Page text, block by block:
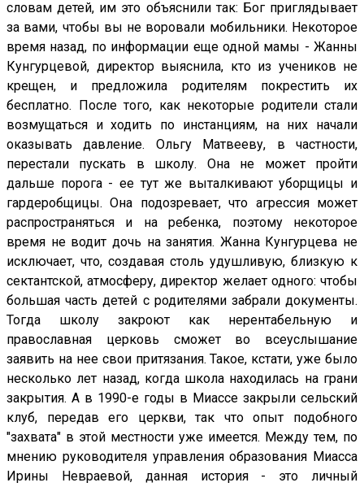
словам детей, им это объяснили так: Бог приглядывает
за вами, чтобы вы не воровали мобильники. Некоторое
время назад, по информации еще одной мамы - Жанны
Кунгурцевой, директор выяснила, кто из учеников не
крещен, и предложила родителям покрестить их
бесплатно. После того, как некоторые родители стали
возмущаться и ходить по инстанциям, на них начали
оказывать давление. Ольгу Матвееву, в частности,
перестали пускать в школу. Она не может пройти
дальше порога - ее тут же выталкивают уборщицы и
гардеробщицы. Она подозревает, что агрессия может
распространяться и на ребенка, поэтому некоторое
время не водит дочь на занятия. Жанна Кунгурцева не
исключает, что, создавая столь удушливую, близкую к
сектантской, атмосферу, директор желает одного: чтобы
большая часть детей с родителями забрали документы.
Тогда школу закроют как нерентабельную и
православная церковь сможет во всеуслышание
заявить на нее свои притязания. Такое, кстати, уже было
несколько лет назад, когда школа находилась на грани
закрытия. А в 1990-е годы в Миассе закрыли сельский
клуб, передав его церкви, так что опыт подобного
"захвата" в этой местности уже имеется. Между тем, по
мнению руководителя управления образования Миасса
Ирины Невраевой, данная история - это личный